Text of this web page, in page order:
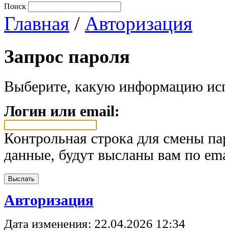
Поиск
Главная / Авторизация
Запрос пароля
Выберите, какую информацию
Логин или email:
Контрольная строка для смены
данные, будут высланы вам по
Авторизация
Дата изменения: 22.04.2026 12:34